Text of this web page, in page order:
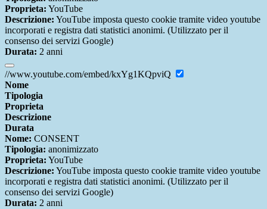
Proprieta: YouTube
Descrizione: YouTube imposta questo cookie tramite video youtube
incorporati e registra dati statistici anonimi. (Utilizzato per il
consenso dei servizi Google)
Durata: 2 anni
//www.youtube.com/embed/kxYg1KQpviQ
Nome
Tipologia
Proprieta
Descrizione
Durata
Nome: CONSENT
Tipologia: anonimizzato
Proprieta: YouTube
Descrizione: YouTube imposta questo cookie tramite video youtube
incorporati e registra dati statistici anonimi. (Utilizzato per il
consenso dei servizi Google)
Durata: 2 anni